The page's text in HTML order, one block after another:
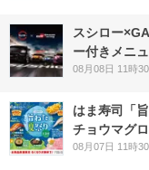
スシロー
ー付きメニ
08月08日 11時
はま寿司「
チョウマグ
08月07日 11時